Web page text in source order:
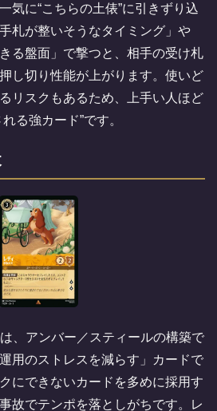
気に“こちらの土俵”に引きずり込
札が整いそうなタイミング」や
る盤面」で撃つと、相手の受け札
し切り性能が上がります。使いど
リスクもあるため、上手い人ほど
る強カード”です。
は、アンバー／スティールの構築で
用のストレスを減らす」カードで
にできないカードを多めに採用す
故でテンポを落としがちです。レ